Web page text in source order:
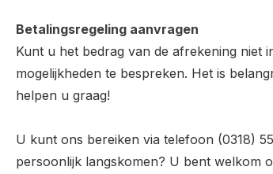
Betalingsregeling aanvragen
Kunt u het bedrag van de afrekening niet
mogelijkheden te bespreken. Het is
helpen u graag!
U kunt ons bereiken via telefoon (0318)
persoonlijk langskomen? U bent welkom